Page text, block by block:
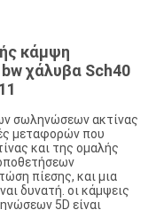
κάμψη
χάλυβα Sch40
σωληνώσεων ακτίνας
μεταφορών που
και της ομαλής
πίεσης, και μια
δυνατή. οι κάμψεις
5D είναι